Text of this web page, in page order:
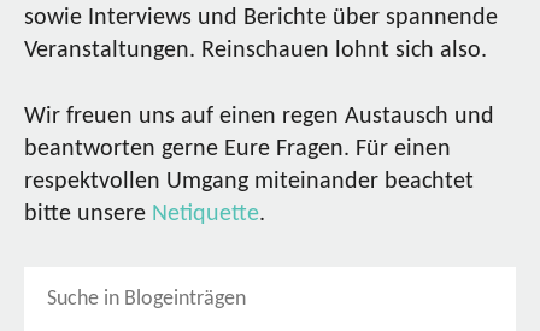
sowie Interviews und Berichte über spannende
Veranstaltungen. Reinschauen lohnt sich also.
Wir freuen uns auf einen regen Austausch und
beantworten gerne Eure Fragen. Für einen
respektvollen Umgang miteinander beachtet
bitte unsere Netiquette.